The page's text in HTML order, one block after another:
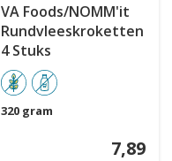
VA Foods/NOMM'it
Rundvleeskroketten
4 Stuks
320 gram
7,89